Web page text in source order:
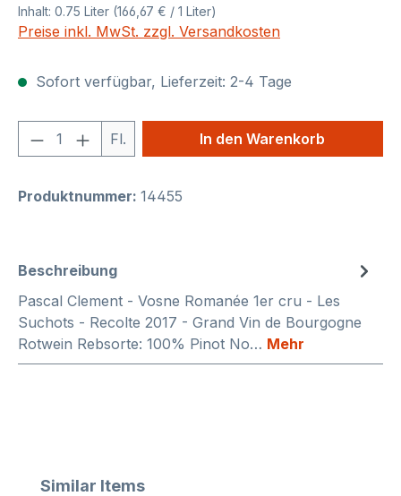
Inhalt: 0.75 Liter (166,67 € / 1 Liter)
Preise inkl. MwSt. zzgl. Versandkosten
Sofort verfügbar, Lieferzeit: 2-4 Tage
Produkt Anzahl: Gib den
Fl. In den Warenkorb
Produktnummer: 14455
Beschreibung
Pascal Clement - Vosne Romanée 1er cru - Les
Suchots - Recolte 2017 - Grand Vin de Bourgogne
Rotwein Rebsorte: 100% Pinot No… Mehr
Produktgalerie überspringen
Similar Items